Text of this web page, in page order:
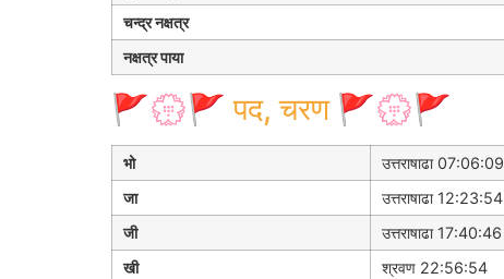
चन्द्र नक्षत्र
नक्षत्र पाया
🚩💮🚩 पद, चरण 🚩💮🚩
भो
उत्तराषाढा 07:06:09
जा
उत्तराषाढा 12:23:54
जी
उत्तराषाढा 17:40:46
खी
श्रवण 22:56:54